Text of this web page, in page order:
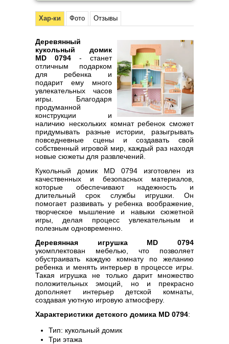
Хар-ки Фото Отзывы
Деревянный
кукольный домик
MD 0794 - станет
отличным подарком
для ребенка и
подарит ему много
увлекательных часов
игры. Благодаря
продуманной
конструкции и
наличию нескольких комнат ребенок сможет
придумывать разные истории, разыгрывать
повседневные сцены и создавать свой
собственный игровой мир, каждый раз находя
новые сюжеты для развлечений.
Кукольный домик MD 0794 изготовлен из
качественных и безопасных материалов,
которые обеспечивают надежность и
длительный срок службы игрушки. Он
помогает развивать у ребенка воображение,
творческое мышление и навыки сюжетной
игры, делая процесс увлекательным и
полезным одновременно.
Деревянная игрушка MD 0794
укомплектован мебелью, что позволяет
обустраивать каждую комнату по желанию
ребенка и менять интерьер в процессе игры.
Такая игрушка не только дарит множество
положительных эмоций, но и прекрасно
дополняет интерьер детской комнаты,
создавая уютную игровую атмосферу.
Характеристики детского домика MD 0794:
Тип: кукольный домик
Три этажа